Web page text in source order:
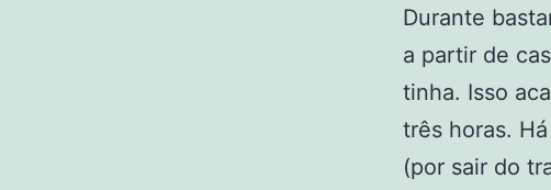
Durante
a partir de
tinha. Isso
três horas.
(por sair do